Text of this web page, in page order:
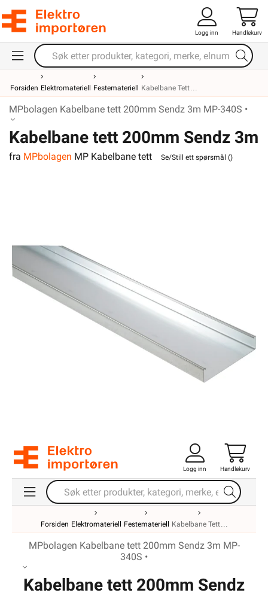
Logg inn Handlekurv
Forsiden Elektromateriell Festemateriell Kabelbane Tett
MPbolagen Kabelbane tett 200mm Sendz 3m MP-340S •
Kabelbane tett 200mm Sendz 3m
MP-340S
fra MPbolagen MP Kabelbane tett Se/Still ett spørsmål ()
Logg inn Handlekurv
Forsiden Elektromateriell Festemateriell Kabelbane Tett
MPbolagen Kabelbane tett 200mm Sendz 3m MP-
340S •
Kabelbane tett 200mm Sendz